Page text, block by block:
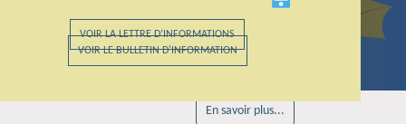
Foire aux Fromages
En savoir plus...
VOIR LA LETTRE D’INFORMATIONS
VOIR LE BULLETIN D'INFORMATION